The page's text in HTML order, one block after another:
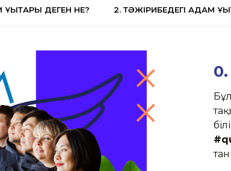
ДЕГЕН НЕ? 2. ТӘЖІРИБЕДЕГІ АДАМ